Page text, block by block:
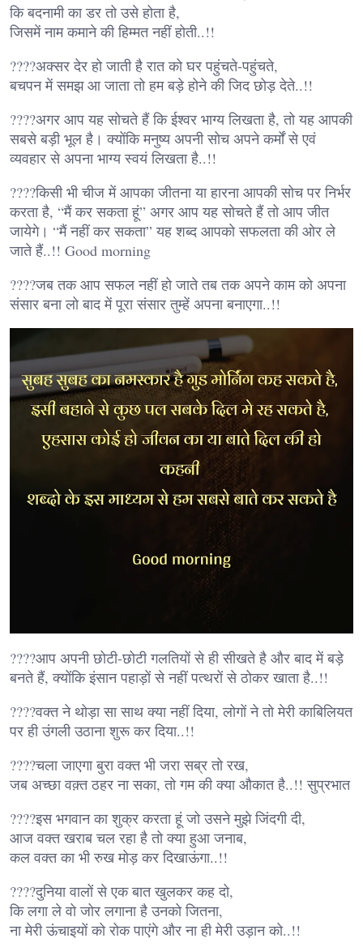
कि बदनामी का डर तो उसे होता है,
जिसमें नाम कमाने की हिम्मत नहीं होती..!!
????अक्सर देर हो जाती है रात को घर पहुंचते-पहुंचते,
बचपन में समझ आ जाता तो हम बड़े होने की जिद छोड़ देते..!!
????अगर आप यह सोचते हैं कि ईश्वर भाग्य लिखता है, तो यह आपकी
सबसे बड़ी भूल है। क्योंकि मनुष्य अपनी सोच अपने कर्मों से एवं
व्यवहार से अपना भाग्य स्वयं लिखता है..!!
????किसी भी चीज में आपका जीतना या हारना आपकी सोच पर निर्भर
करता है, “मैं कर सकता हूं” अगर आप यह सोचते हैं तो आप जीत
जायेगे। “मैं नहीं कर सकता” यह शब्द आपको सफलता की ओर ले
जाते हैं..!! Good morning
????जब तक आप सफल नहीं हो जाते तब तक अपने काम को अपना
संसार बना लो बाद में पूरा संसार तुम्हें अपना बनाएगा..!!
????आप अपनी छोटी-छोटी गलतियों से ही सीखते है और बाद में बड़े
बनते हैं, क्योंकि इंसान पहाड़ों से नहीं पत्थरों से ठोकर खाता है..!!
????वक्त ने थोड़ा सा साथ क्या नहीं दिया, लोगों ने तो मेरी काबिलियत
पर ही उंगली उठाना शुरू कर दिया..!!
????चला जाएगा बुरा वक्त भी जरा सब्र तो रख,
जब अच्छा वक़्त ठहर ना सका, तो गम की क्या औकात है..!! सुप्रभात
????इस भगवान का शुक्र करता हूं जो उसने मुझे जिंदगी दी,
आज वक्त खराब चल रहा है तो क्या हुआ जनाब,
कल वक्त का भी रुख मोड़ कर दिखाऊंगा..!!
????दुनिया वालों से एक बात खुलकर कह दो,
कि लगा ले वो जोर लगाना है उनको जितना,
ना मेरी ऊंचाइयों को रोक पाएंगे और ना ही मेरी उड़ान को..!!